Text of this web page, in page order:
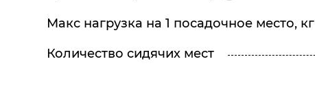
Макс нагрузка на 1 посадочное место, кг
Количество сидячих мест